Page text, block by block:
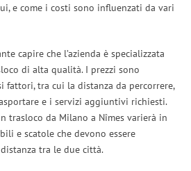
e come i costi sono influenzati da vari
capire che l’azienda è specializzata
di alta qualità. I prezzi sono
fattori, tra cui la distanza da percorrere,
e i servizi aggiuntivi richiesti.
trasloco da Milano a Nîmes varierà in
e scatole che devono essere
tra le due città.